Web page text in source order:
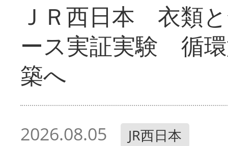
ＪＲ西日本 衣類
ース実証実験 循
築へ
2026.08.05 JR西日本